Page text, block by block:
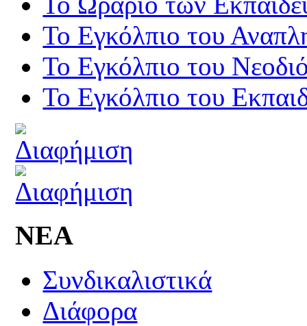
Το Εγκόλπιο του
Το Εγκόλπιο του
Το Εγκόλπιο του
ΝΕΑ
Συνδικαλιστικά
Διάφορα